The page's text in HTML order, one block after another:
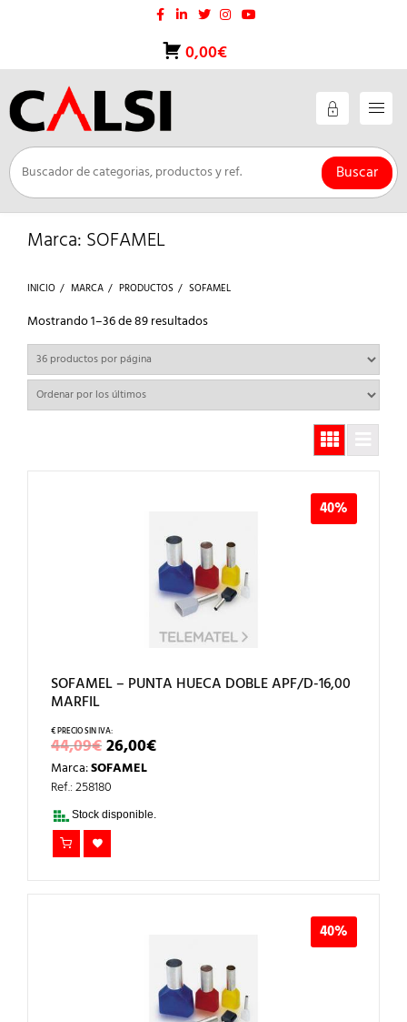
0,00€
Buscar
Marca: SOFAMEL
INICIO MARCA PRODUCTOS SOFAMEL
Mostrando 1–36 de 89 resultadosOrdenado
por
últimos
40%
SOFAMEL – PUNTA HUECA DOBLE APF/D-16,00
MARFIL
44,09€EL
PRECIO
ORIGINAL
ERA:
44,09€.
26,00€EL
PRECIO
Marca:SOFAMEL
Ref.: 258180
Stock disponible.
40%